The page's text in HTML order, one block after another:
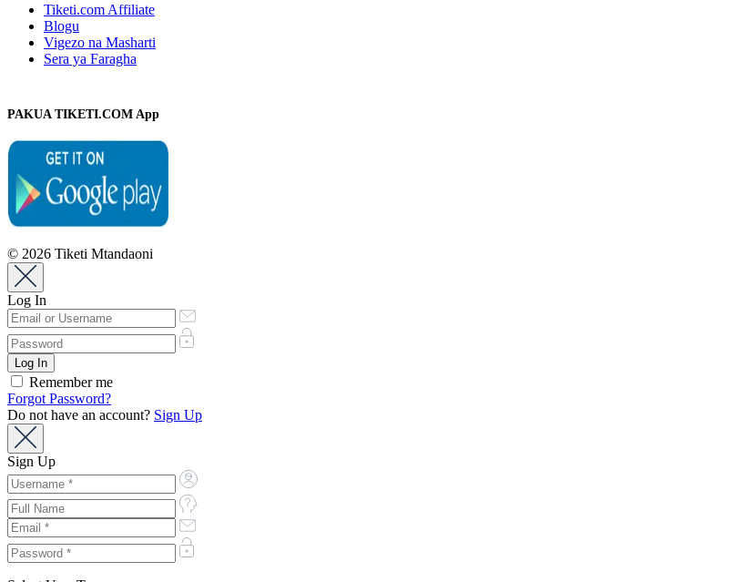
Tiketi.com Affiliate
Blogu
Vigezo na Masharti
Sera ya Faragha
PAKUA TIKETI.COM App
© 2026 Tiketi Mtandaoni
Log In
Remember me
Forgot Password?
Do not have an account? Sign Up
Sign Up